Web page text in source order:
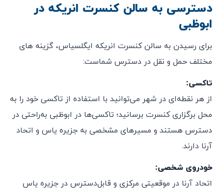
دسترسی به سالن کنسرت انریکه در
ابوظبی
برای رسیدن به سالن کنسرت انریکه ایگلسیاس، گزینه های
مختلف حمل و نقل در دسترس شماست:
تاکسی:
از هر نقطه‌ای در شهر می‌توانید با استفاده از تاکسی خود را به
محل برگزاری کنسرت برسانید؛ تاکسی‌ها در ابوظبی به‌راحتی در
دسترس هستند و مسیرهای مشخصی به جزیره یاس و اتحاد
آرنا دارند.
خودروی شخصی:
اتحاد آرنا در موقعیتی مرکزی و قابل‌دسترس در جزیره یاس